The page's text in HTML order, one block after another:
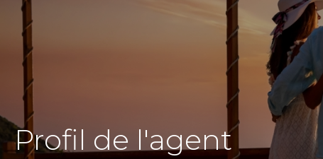
Profil de l'agent